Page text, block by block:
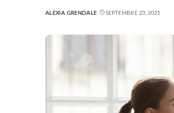
POSTED
ALEXIA GRENDALE SEPTEMBRE 23, 2025